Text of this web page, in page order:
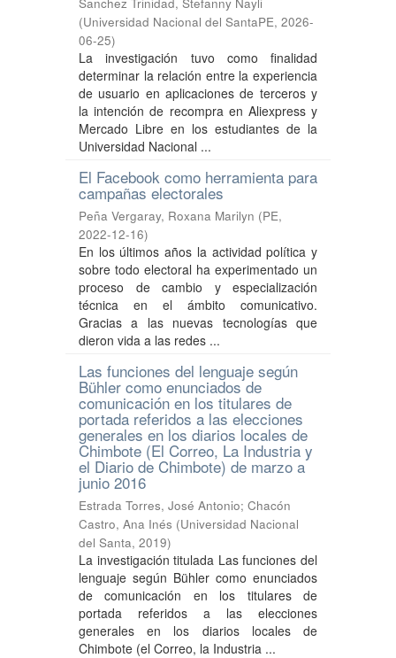
(Universidad Nacional del SantaPE, 2026-
06-25)
La investigación tuvo como finalidad
determinar la relación entre la experiencia
de usuario en aplicaciones de terceros y
la intención de recompra en Aliexpress y
Mercado Libre en los estudiantes de la
Universidad Nacional ...
El Facebook como herramienta para
campañas electorales
Peña Vergaray, Roxana Marilyn (PE,
2022-12-16)
En los últimos años la actividad política y
sobre todo electoral ha experimentado un
proceso de cambio y especialización
técnica en el ámbito comunicativo.
Gracias a las nuevas tecnologías que
dieron vida a las redes ...
Las funciones del lenguaje según
Bühler como enunciados de
comunicación en los titulares de
portada referidos a las elecciones
generales en los diarios locales de
Chimbote (El Correo, La Industria y
el Diario de Chimbote) de marzo a
junio 2016
Estrada Torres, José Antonio; Chacón
Castro, Ana Inés (Universidad Nacional
del Santa, 2019)
La investigación titulada Las funciones del
lenguaje según Bühler como enunciados
de comunicación en los titulares de
portada referidos a las elecciones
generales en los diarios locales de
Chimbote (el Correo, la Industria ...